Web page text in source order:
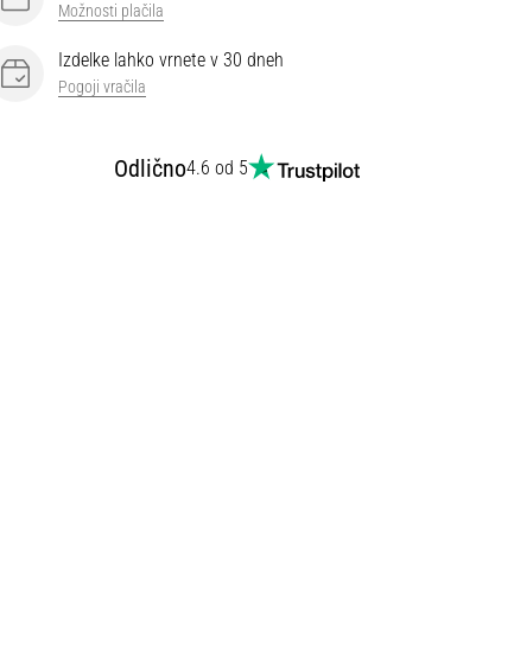
Možnosti plačila
Izdelke lahko vrnete v 30 dneh
Pogoji vračila
Odlično4.6 od 5